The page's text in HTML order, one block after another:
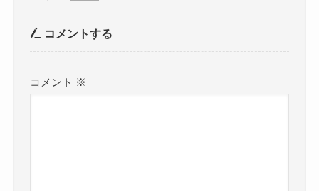
コメントする
コメント ※